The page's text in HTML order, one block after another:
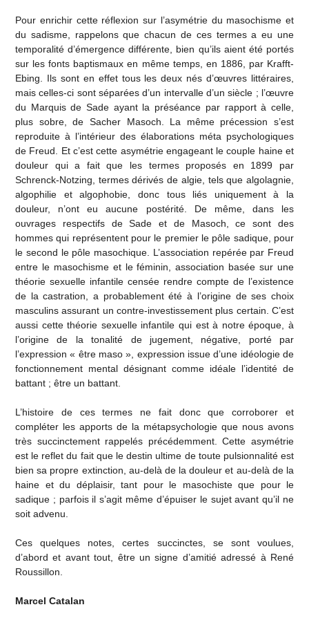
Pour enrichir cette réflexion sur l’asymétrie du masochisme et
du sadisme, rappelons que chacun de ces termes a eu une
temporalité d’émergence différente, bien qu’ils aient été portés
sur les fonts baptismaux en même temps, en 1886, par Krafft-
Ebing. Ils sont en effet tous les deux nés d’œuvres littéraires,
mais celles-ci sont séparées d’un intervalle d’un siècle ; l’œuvre
du Marquis de Sade ayant la préséance par rapport à celle,
plus sobre, de Sacher Masoch. La même précession s’est
reproduite à l’intérieur des élaborations méta psychologiques
de Freud. Et c’est cette asymétrie engageant le couple haine et
douleur qui a fait que les termes proposés en 1899 par
Schrenck-Notzing, termes dérivés de algie, tels que algolagnie,
algophilie et algophobie, donc tous liés uniquement à la
douleur, n’ont eu aucune postérité. De même, dans les
ouvrages respectifs de Sade et de Masoch, ce sont des
hommes qui représentent pour le premier le pôle sadique, pour
le second le pôle masochique. L’association repérée par Freud
entre le masochisme et le féminin, association basée sur une
théorie sexuelle infantile censée rendre compte de l’existence
de la castration, a probablement été à l’origine de ses choix
masculins assurant un contre-investissement plus certain. C’est
aussi cette théorie sexuelle infantile qui est à notre époque, à
l’origine de la tonalité de jugement, négative, porté par
l’expression « être maso », expression issue d’une idéologie de
fonctionnement mental désignant comme idéale l’identité de
battant ; être un battant.
L’histoire de ces termes ne fait donc que corroborer et
compléter les apports de la métapsychologie que nous avons
très succinctement rappelés précédemment. Cette asymétrie
est le reflet du fait que le destin ultime de toute pulsionnalité est
bien sa propre extinction, au-delà de la douleur et au-delà de la
haine et du déplaisir, tant pour le masochiste que pour le
sadique ; parfois il s’agit même d’épuiser le sujet avant qu’il ne
soit advenu.
Ces quelques notes, certes succinctes, se sont voulues,
d’abord et avant tout, être un signe d’amitié adressé à René
Roussillon.
Marcel Catalan